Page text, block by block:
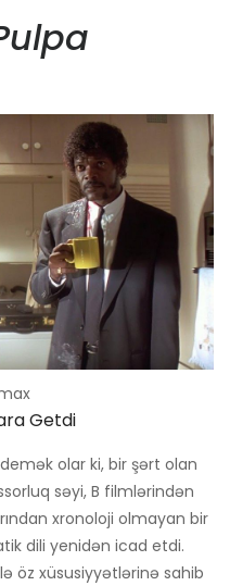
Getdi
demək olar ki, bir şərt olan
səyi, B filmlərindən
xronoloji olmayan bir
dili yenidən icad etdi.
öz xüsusiyyətlərinə sahib